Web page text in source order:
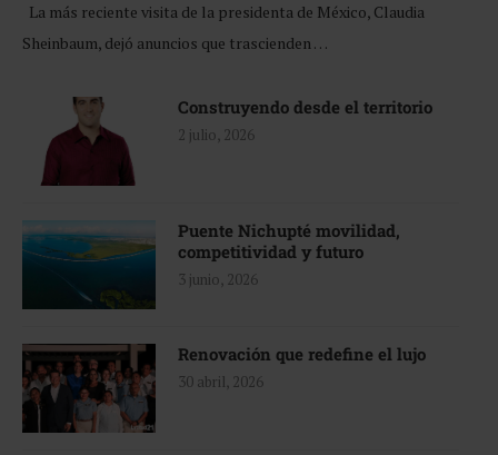
La más reciente visita de la presidenta de México, Claudia
Sheinbaum, dejó anuncios que trascienden …
Construyendo desde el territorio
2 julio, 2026
Puente Nichupté movilidad,
competitividad y futuro
3 junio, 2026
Renovación que redefine el lujo
30 abril, 2026